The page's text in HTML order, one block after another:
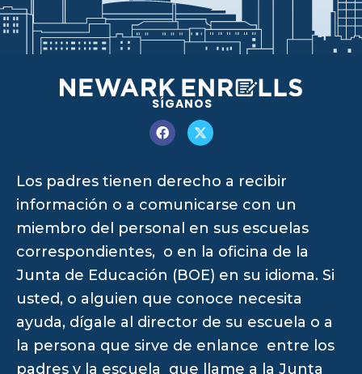
SÍGANOS
Los padres tienen derecho a recibir
información o a comunicarse con un
miembro del personal en sus escuelas
correspondientes, o en la oficina de la
Junta de Educación (BOE) en su idioma. Si
usted, o alguien que conoce necesita
ayuda, dígale al director de su escuela o a
la persona que sirve de enlance entre los
padres y la escuela que llame a la Junta